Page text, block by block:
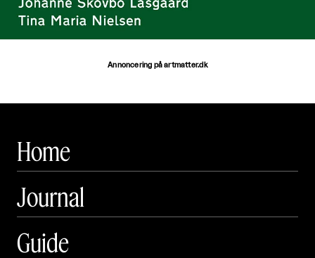
Annoncering på artmatter.dk
Home
Journal
Guide